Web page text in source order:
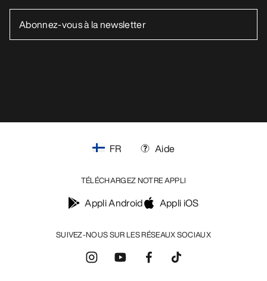
SUIVEZ-NOUS SUR LES RÉSEAUX SOCIAUX
FR Aide
TÉLÉCHARGEZ NOTRE APPLI
Appli Android Appli iOS